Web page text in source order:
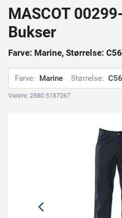
MASCOT
Bukser
Farve: Marine, Størrelse:
Farve: Marine Størrelse:
Varenr. 2880 5187267